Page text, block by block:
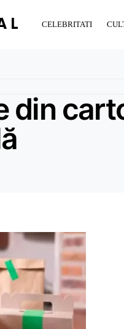
CELEBRITATI
din